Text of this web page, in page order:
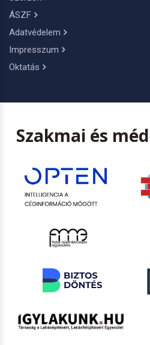
ÁSZF
Adatvédelem
Impresszum
Oktatás
Szakmai és